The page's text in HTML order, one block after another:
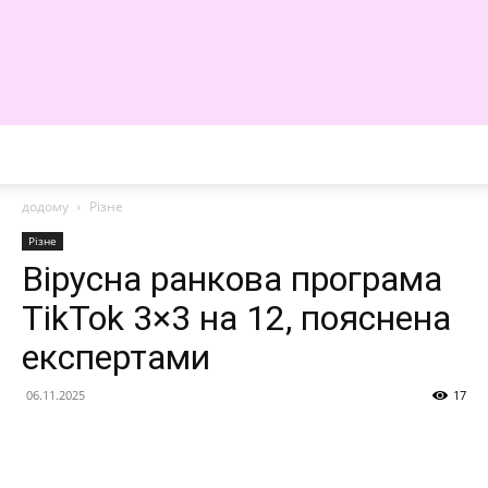
додому
Різне
Різне
Вірусна ранкова програма
TikTok 3×3 на 12, пояснена
експертами
06.11.2025 17